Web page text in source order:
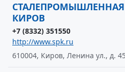
КИРОВ
+7 (8332) 351550
http://www.spk.ru
610004, Киров, Ленина ул., д.